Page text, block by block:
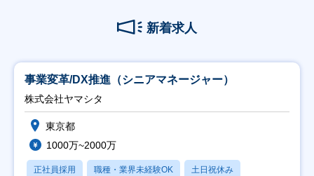
新着求人
事業変革/DX推進（シニアマネージャー）
株式会社ヤマシタ
東京都
1000万~2000万
正社員採用 職種・業界未経験OK 土日祝休み